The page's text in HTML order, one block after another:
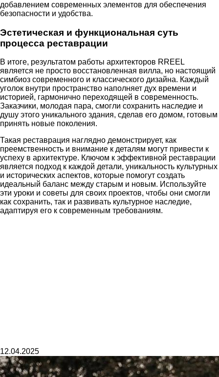
добавлением современных элементов для обеспечения
безопасности и удобства.
Эстетическая и функциональная суть
процесса реставрации
В итоге, результатом работы архитекторов RREEL
является не просто восстановленная вилла, но настоящий
симбиоз современного и классического дизайна. Каждый
уголок внутри пространство наполняет дух времени и
историей, гармонично переходящей в современность.
Заказчики, молодая пара, смогли сохранить наследие и
душу этого уникального здания, сделав его домом, готовым
принять новые поколения.
Такая реставрация наглядно демонстрирует, как
преемственность и внимание к деталям могут привести к
успеху в архитектуре. Ключом к эффективной реставрации
является подход к каждой детали, уникальность культурных
и исторических аспектов, которые помогут создать
идеальный баланс между старым и новым. Используйте
эти уроки и советы для своих проектов, чтобы они смогли
как сохранить, так и развивать культурное наследие,
адаптируя его к современным требованиям.
12.04.2025